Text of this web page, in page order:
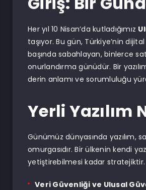
Her yıl 10 Nisan’da kutladığımız
taşıyor. Bu gün, Türkiye’nin
başında sabahlayan, binlerce
onurlandırma günüdür. Bir
derin anlamı ve sorumluluğu
Yerli Yazılım
Günümüz dünyasında yazılım,
omurgasıdır. Bir ülkenin kendi
yetiştirebilmesi kadar
Veri Güvenliği ve Ulusal